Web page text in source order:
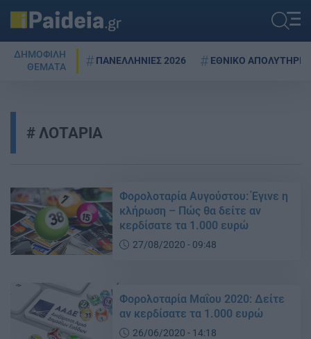
ΔΗΜΟΦΙΛΗ
ΘΕΜΑΤΑ
ΠΑΝΕΛΛΗΝΙΕΣ 2026 ΕΘΝΙΚΟ ΑΠΟΛΥΤΗΡΙΟ
ΛΟΤΑΡΙΑ
Φορολοταρία Αυγούστου: Έγινε η
κλήρωση – Πώς θα δείτε αν
κερδίσατε τα 1.000 ευρώ
27/08/2020 - 09:48
Φορολοταρία Μαΐου 2020: Δείτε
αν κερδίσατε τα 1.000 ευρώ
26/06/2020 - 14:18